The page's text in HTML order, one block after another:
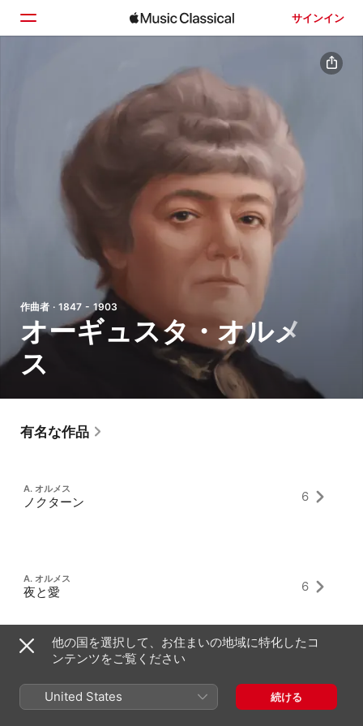
サインイン
見つける
検索
作曲者 · 1847 - 1903
オーギュスタ・オルメ
ス
有名な作品
A. オルメス
ノクターン 6
A. オルメス
夜と愛 6
A. オルメス
“三人の天使は夜来る”
他の国を選択して、お住まいの地域に特化したコ
ンテンツをご覧ください
United States 続ける